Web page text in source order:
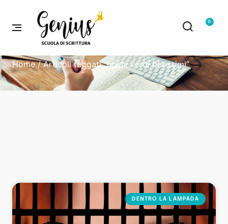
0
Home/ Articoli taggati “occhi verdi durissimi”
DENTRO LA LAMPADA